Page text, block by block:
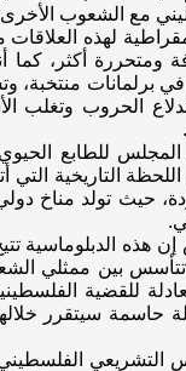
مع الشعوب
لهذه العلاقات
ومتحررة أكثر، كما
برلمانات منتخبة،
الحروب وتغلب
للطابع
التاريخية
حيث تولد مناخ
هذه الدبلوماسية
تتأسس بين ممثلي
للقضية
سيتقرر
الفلسطيني